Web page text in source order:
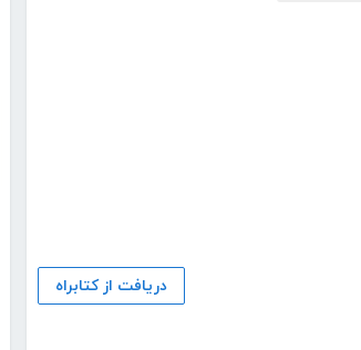
دریافت از کتابراه